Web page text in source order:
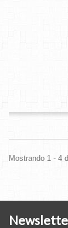
Mostrando 1 - 4